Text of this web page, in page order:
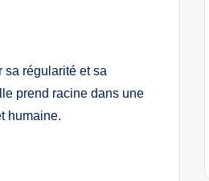
régularité et sa
prend racine dans une
humaine.